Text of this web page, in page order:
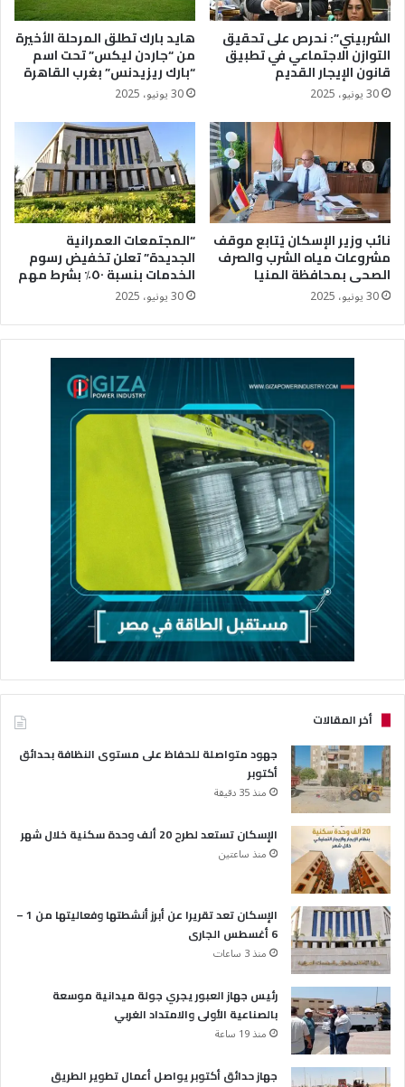
الشربيني”: نحرص على تحقيق
التوازن الاجتماعي في تطبيق
قانون الإيجار القديم
30 يونيو، 2025
هايد بارك تطلق المرحلة الأخيرة
من “جاردن ليكس” تحت اسم
“بارك ريزيدنس” بغرب القاهرة
30 يونيو، 2025
نائب وزير الإسكان يُتابع موقف
مشروعات مياه الشرب والصرف
الصحى بمحافظة المنيا
30 يونيو، 2025
“المجتمعات العمرانية
الجديدة” تعلن تخفيض رسوم
الخدمات بنسبة ٥٠٪؜ بشرط مهم
30 يونيو، 2025
أخر المقالات
جهود متواصلة للحفاظ على مستوى النظافة بحدائق
أكتوبر
منذ 35 دقيقة
الإسكان تستعد لطرح 20 ألف وحدة سكنية خلال شهر
منذ ساعتين
الإسكان تعد تقريرا عن أبرز أنشطتها وفعاليتها من 1 –
6 أغسطس الجارى
منذ 3 ساعات
رئيس جهاز العبور يجري جولة ميدانية موسعة
بالصناعية الأولى والامتداد الغربي
منذ 19 ساعة
جهاز حدائق أكتوبر يواصل أعمال تطوير الطريق